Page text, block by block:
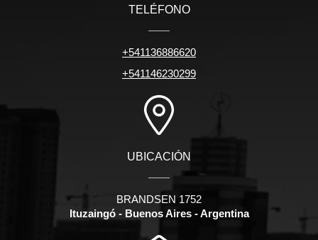
TELÉFONO
+541136886620
+541146230299
UBICACIÓN
BRANDSEN 1752
Ituzaingó - Buenos Aires - Argentina